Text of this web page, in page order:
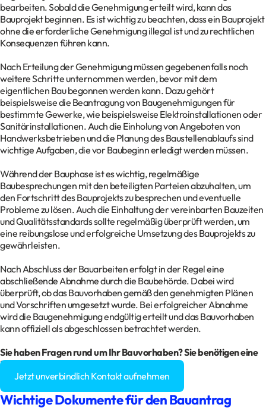
bearbeiten. Sobald die Genehmigung erteilt wird, kann das
Bauprojekt beginnen. Es ist wichtig zu beachten, dass ein Bauprojekt
ohne die erforderliche Genehmigung illegal ist und zu rechtlichen
Konsequenzen führen kann.
Nach Erteilung der Genehmigung müssen gegebenenfalls noch
weitere Schritte unternommen werden, bevor mit dem
eigentlichen Bau begonnen werden kann. Dazu gehört
beispielsweise die Beantragung von Baugenehmigungen für
bestimmte Gewerke, wie beispielsweise Elektroinstallationen oder
Sanitärinstallationen. Auch die Einholung von Angeboten von
Handwerksbetrieben und die Planung des Baustellenablaufs sind
wichtige Aufgaben, die vor Baubeginn erledigt werden müssen.
Während der Bauphase ist es wichtig, regelmäßige
Baubesprechungen mit den beteiligten Parteien abzuhalten, um
den Fortschritt des Bauprojekts zu besprechen und eventuelle
Probleme zu lösen. Auch die Einhaltung der vereinbarten Bauzeiten
und Qualitätsstandards sollte regelmäßig überprüft werden, um
eine reibungslose und erfolgreiche Umsetzung des Bauprojekts zu
gewährleisten.
Nach Abschluss der Bauarbeiten erfolgt in der Regel eine
abschließende Abnahme durch die Baubehörde. Dabei wird
überprüft, ob das Bauvorhaben gemäß den genehmigten Plänen
und Vorschriften umgesetzt wurde. Bei erfolgreicher Abnahme
wird die Baugenehmigung endgültig erteilt und das Bauvorhaben
kann offiziell als abgeschlossen betrachtet werden.
Sie haben Fragen rund um Ihr Bauvorhaben? Sie benötigen eine
Baugenehmigung?
Jetzt unverbindlich Kontakt aufnehmen
Wichtige Dokumente für den Bauantrag